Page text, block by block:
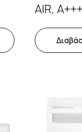
AIR,